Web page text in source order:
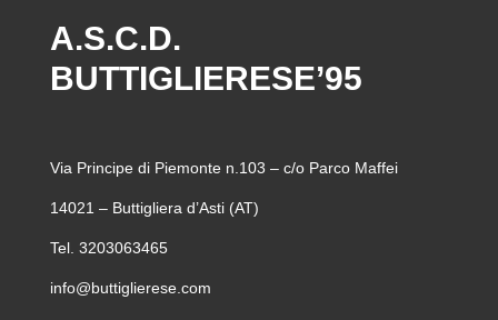
A.S.C.D.
BUTTIGLIERESE’95
Via Principe di Piemonte n.103 – c/o Parco Maffei
14021 – Buttigliera d’Asti (AT)
Tel. 3203063465
info@buttiglierese.com